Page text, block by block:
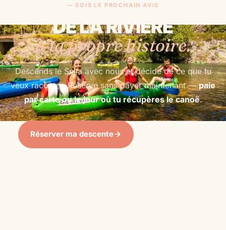
— SOIS LE PROCHAIN AVIS
DE LA RIVIÈRE
à ta propre histoire.
Descends le Sella avec nous et décide de ce que tu
veux raconter. Réserve sans payer maintenant —paie
par carte ou le jour où tu récupères le canoë.
Réserver ma descente